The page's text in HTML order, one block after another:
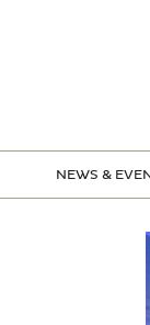
NEWS &